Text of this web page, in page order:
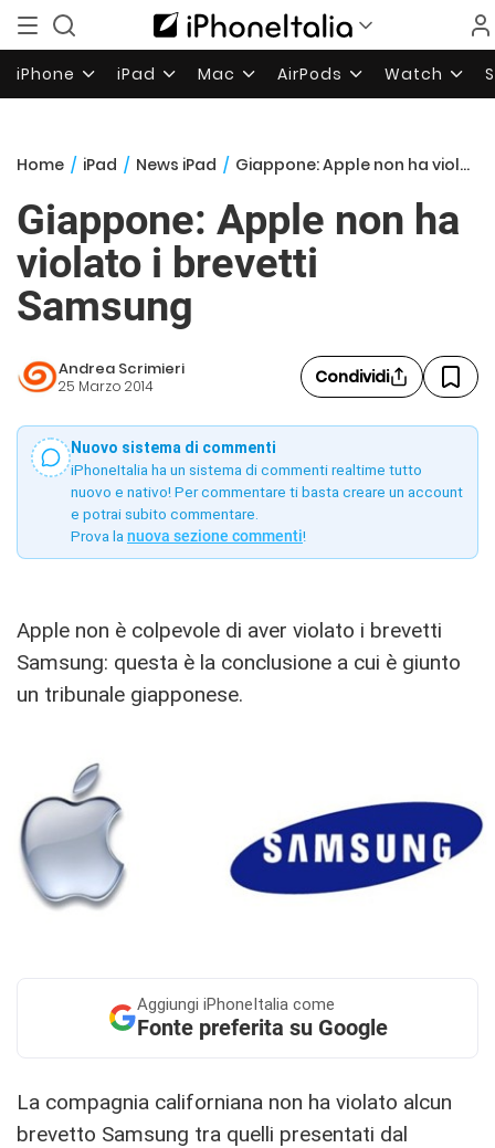
iPhone iPad Mac AirPods Watch
Home / iPad / News iPad / Giappone: Apple non ha violato i brevetti Samsung
Giappone: Apple non ha
violato i brevetti
Samsung
Andrea Scrimieri
25 Marzo 2014 Condividi
Nuovo sistema di commenti
iPhoneItalia ha un sistema di commenti realtime tutto
nuovo e nativo! Per commentare ti basta creare un account
e potrai subito commentare.
Prova la nuova sezione commenti!
Apple non è colpevole di aver violato i brevetti
Samsung: questa è la conclusione a cui è giunto
un tribunale giapponese.
Aggiungi iPhoneItalia come
Fonte preferita su Google
La compagnia californiana non ha violato alcun
brevetto Samsung tra quelli presentati dal